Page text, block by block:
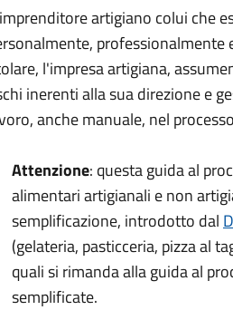
artigiano colui che
professionalmente
l'impresa artigiana,
inerenti alla sua direzione e
anche manuale, nel
Attenzione: questa guida al
alimentari artigianali e non
semplificazione, introdotto dal
(gelateria, pasticceria, pizza al
quali si rimanda alla guida al
semplificate.